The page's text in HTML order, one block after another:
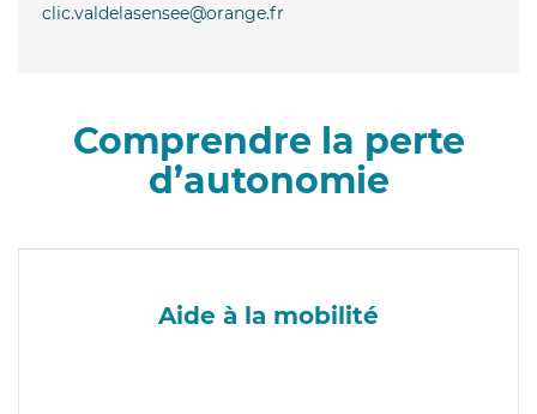
clic.valdelasensee@orange.fr
Comprendre la perte
d’autonomie
Aide à la mobilité